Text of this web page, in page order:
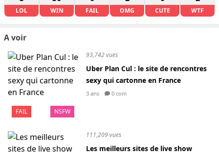
LOL WIN FAIL OMG CUTE WTF
A voir
FAIL NSFW
93,742 vues
Uber Plan Cul : le site de rencontres
sexy qui cartonne en France
3 ans 0 com
111,209 vues
Les meilleurs sites de live show